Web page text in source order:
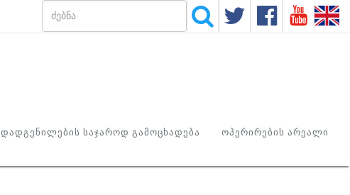
ᲓᲐᲓᲒᲔᲜᲘᲚᲔᲑᲘᲡ ᲡᲐᲯᲐᲠᲝᲓ ᲒᲐᲛᲝᲪᲮᲐᲓᲔᲑᲐ ᲝᲞᲔᲠᲘᲠᲔᲑᲘᲡ ᲐᲠᲔᲐᲚᲘ